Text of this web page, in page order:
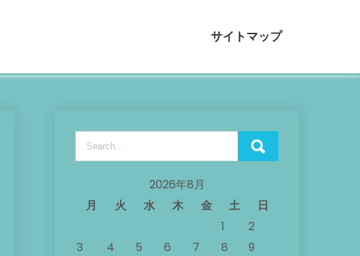
サイトマップ
2026年8月
月
火 水 木 金 土
日
1
2
3
4 5 6 7 8
9